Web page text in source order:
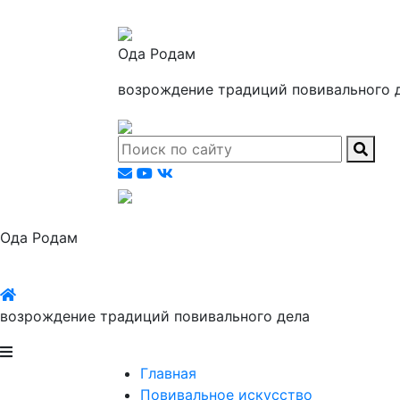
Ода Родам
возрождение традиций повивального
Ода Родам
возрождение традиций повивального дела
Главная
Повивальное искусство